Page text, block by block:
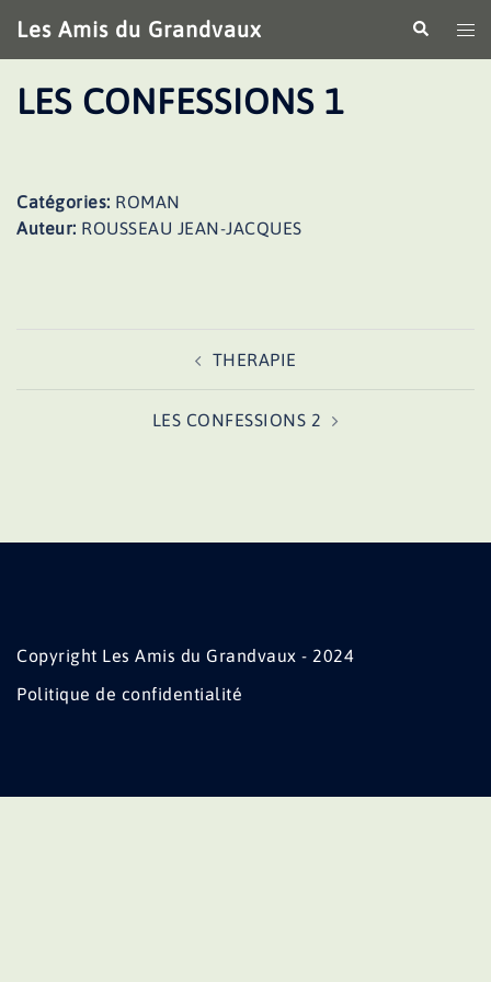
au
contenu
Les Amis du Grandvaux
le
LES CONFESSIONS 1
Catégories: ROMAN
Auteur: ROUSSEAU JEAN-JACQUES
THERAPIE
LES CONFESSIONS 2
Copyright Les Amis du Grandvaux - 2024
Politique de confidentialité